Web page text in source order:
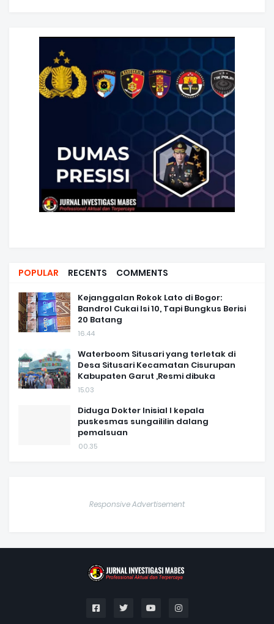
POPULAR RECENTS COMMENTS
Kejanggalan Rokok Lato di Bogor:
Bandrol Cukai Isi 10, Tapi Bungkus Berisi
20 Batang
16.44
Waterboom Situsari yang terletak di
Desa Situsari Kecamatan Cisurupan
Kabupaten Garut ,Resmi dibuka
15.03
Diduga Dokter Inisial I kepala
puskesmas sungaililin dalang
pemalsuan
00.35
Responsive Advertisement